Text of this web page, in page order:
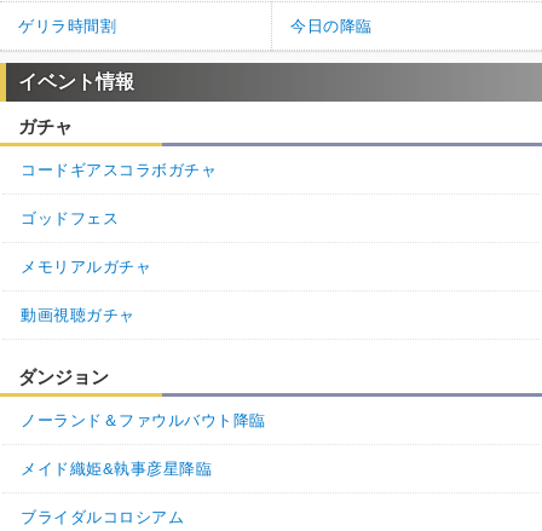
ゲリラ時間割 今日の降臨
イベント情報
ガチャ
コードギアスコラボガチャ
ゴッドフェス
メモリアルガチャ
動画視聴ガチャ
ダンジョン
ノーランド＆ファウルバウト降臨
メイド織姫&執事彦星降臨
ブライダルコロシアム